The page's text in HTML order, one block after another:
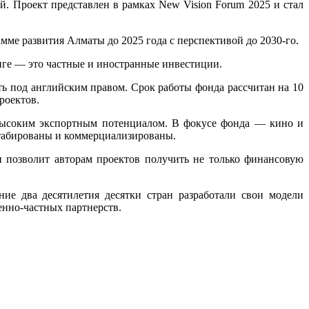
Проект представлен в рамках New Vision Forum 2025 и стал
развития Алматы до 2025 года с перспективой до 2030-го.
— это частные и иностранные инвестиции.
под английским правом. Срок работы фонда рассчитан на 10
экспортным потенциалом. В фокусе фонда — кино и
и коммерциализированы.
авторам проектов получить не только финансовую
два десятилетия десятки стран разработали свои модели
частных партнерств.